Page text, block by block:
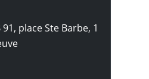
place Ste Barbe, 1